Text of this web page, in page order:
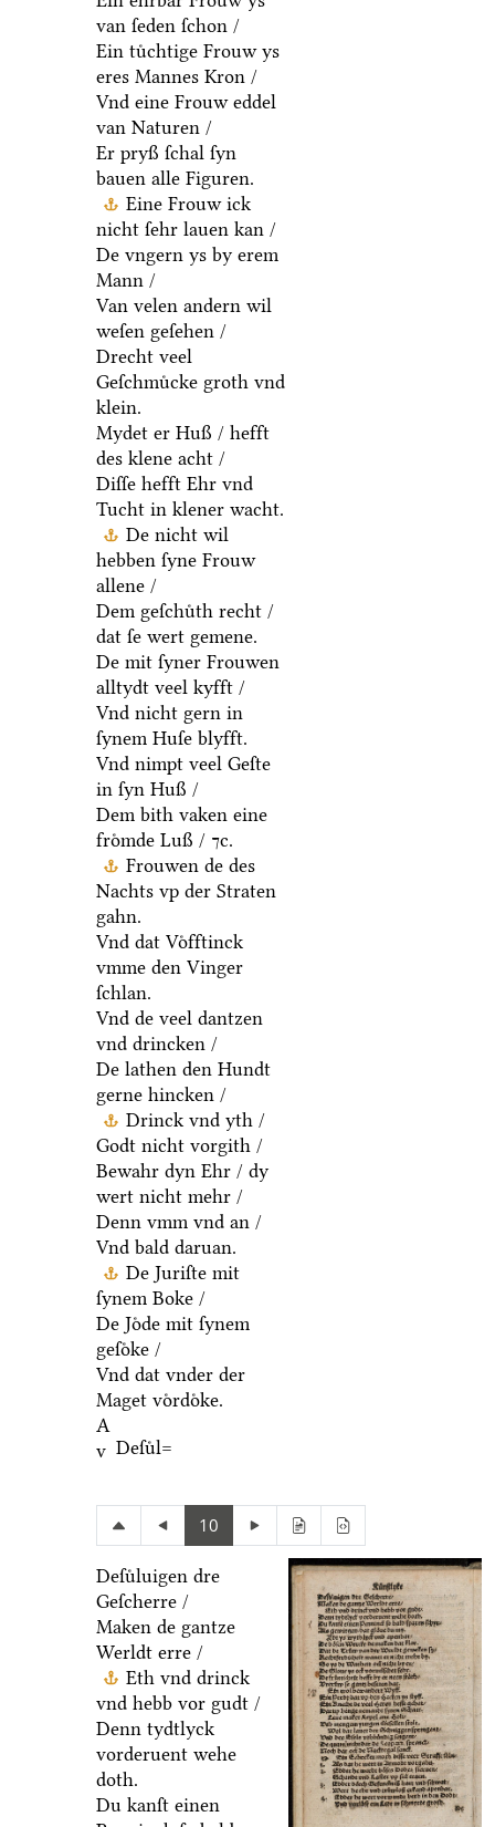
van ſeden ſchon /
Ein tuͤchtige Frouw ys
eres Mannes Kron /
Vnd eine Frouw eddel
van Naturen /
Er pryß ſchal ſyn
bauen alle Figuren.
Eine Frouw ick
nicht ſehr lauen kan /
De vngern ys by erem
Mann /
Van velen andern wil
weſen geſehen /
Drecht veel
Geſchmuͤcke groth vnd
klein.
Mydet er Huß / hefft
des klene acht /
Diſſe hefft Ehr vnd
Tucht in klener wacht.
De nicht wil
hebben ſyne Frouw
allene /
Dem geſchuͤth recht /
dat ſe wert gemene.
De mit ſyner Frouwen
alltydt veel kyfft /
Vnd nicht gern in
ſynem Huſe blyfft.
Vnd nimpt veel Geſte
in ſyn Huß /
Dem bith vaken eine
froͤmde Luß / ⁊c.
Frouwen de des
Nachts vp der Straten
gahn.
Vnd dat Voͤfftinck
vmme den Vinger
ſchlan.
Vnd de veel dantzen
vnd drincken /
De lathen den Hundt
gerne hincken /
Drinck vnd yth /
Godt nicht vorgith /
Bewahr dyn Ehr / dy
wert nicht mehr /
Denn vmm vnd an /
Vnd bald daruan.
De Juriſte mit
ſynem Boke /
De Joͤde mit ſynem
geſoͤke /
Vnd dat vnder der
Maget voͤrdoͤke.
A
v Deſuͤl=
10
Deſuͤluigen dre
Geſcherre /
Maken de gantze
Werldt erre /
Eth vnd drinck
vnd hebb vor gudt /
Denn tydtlyck
vorderuent wehe
doth.
Du kanſt einen